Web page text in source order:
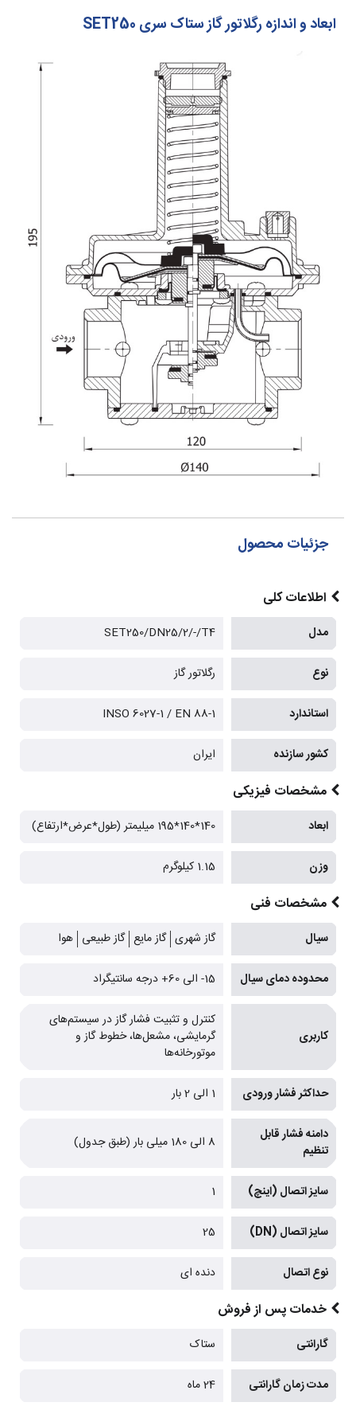
ابعاد و اندازه رگلاتور گاز ستاک سری SET250
جزئیات محصول
اطلاعات کلی
مدل SET250/DN25/2/-/T4
نوع رگلاتور گاز
استاندارد INSO 6027-1 / EN 88-1
کشور سازنده ایران
مشخصات فیزیکی
ابعاد 140*140*195 میلیمتر (طول*عرض*ارتفاع)
وزن 1.15 کیلوگرم
مشخصات فنی
سیال گاز شهری گاز مایع گاز طبیعی هوا
محدوده دمای سیال 15- الی 60+ درجه سانتیگراد
کاربری
کنترل و تثبیت فشار گاز در سیستم‌های
گرمایشی، مشعل‌ها، خطوط گاز و
موتورخانه‌ها
حداکثر فشار ورودی 1 الی 2 بار
دامنه فشار قابل
تنظیم
8 الی 180 میلی بار (طبق جدول)
سایز اتصال (اینچ) 1
سایز اتصال (DN) 25
نوع اتصال دنده ای
خدمات پس از فروش
گارانتی ستاک
مدت زمان گارانتی 24 ماه